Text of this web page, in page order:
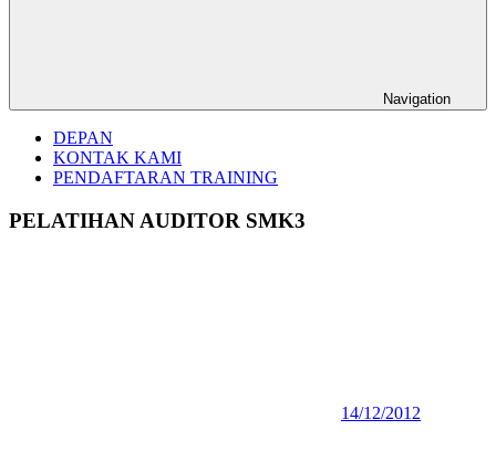
Navigation
DEPAN
KONTAK KAMI
PENDAFTARAN TRAINING
PELATIHAN AUDITOR SMK3
14/12/2012